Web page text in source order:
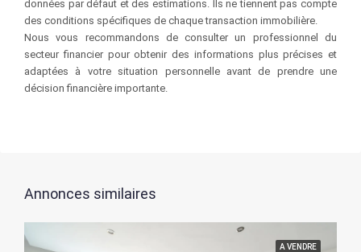
données par défaut et des estimations. Ils ne tiennent pas compte
des conditions spécifiques de chaque transaction immobilière.
Nous vous recommandons de consulter un professionnel du
secteur financier pour obtenir des informations plus précises et
adaptées à votre situation personnelle avant de prendre une
décision financière importante.
Annonces similaires
A VENDRE